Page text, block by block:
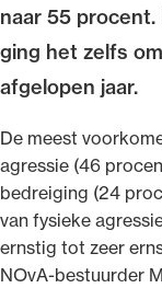
naar 55
ging het zelfs
afgelopen jaar.
De meest
agressie (46
bedreiging (24
van fysieke
ernstig tot zeer
NOvA-bestuurder